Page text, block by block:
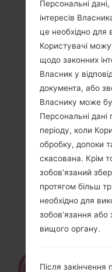
akaLG
Персональні дані,
інтересів
це необхідно для
Користувачі
щодо законних
Власник у
документа, або
Власнику може
Персональні дані
періоду, коли
обробку, допоки
скасована. Крім
зобов’язаний
протягом більш
необхідно для
зобов’язання
вищого органу.
Після закінчення